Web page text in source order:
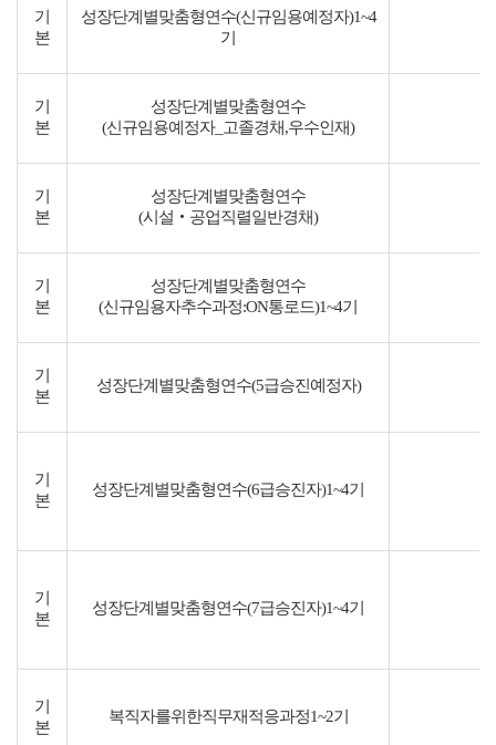
기
본
성장단계별맞춤형연수(신규임용예정자)1~4
기
기
본
성장단계별맞춤형연수
(신규임용예정자_고졸경채,우수인재)
기
본
성장단계별맞춤형연수
(시설‧공업직렬일반경채)
기
본
성장단계별맞춤형연수
(신규임용자추수과정:ON통로드)1~4기
기
본
성장단계별맞춤형연수(5급승진예정자)
기
본
성장단계별맞춤형연수(6급승진자)1~4기
기
본
성장단계별맞춤형연수(7급승진자)1~4기
기
본
복직자를위한직무재적응과정1~2기